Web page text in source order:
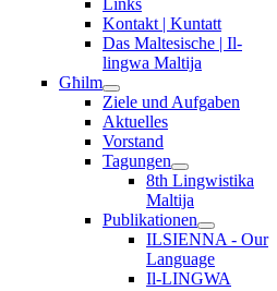
Kontakt | Kuntatt
Das Maltesische | Il-
lingwa Maltija
Għilm
Ziele und Aufgaben
Aktuelles
Vorstand
Tagungen
8th Lingwistika
Maltija
Publikationen
ILSIENNA - Our
Language
Il-LINGWA